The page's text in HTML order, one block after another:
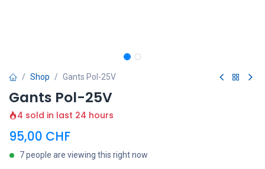
Shop Gants Pol-25V
Gants Pol-25V
4 sold in last 24 hours
95,00 CHF
7 people are viewing this right now